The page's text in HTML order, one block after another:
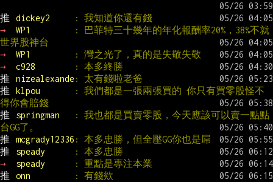
推 dickey2
: 我知道你還有錢
→
WP1
: 巴菲特三十幾年的年化報酬率20%，38%不就
世界股神台
→
WP1
: 灣之光了，真的是失敬失敬
→
c928
: 本多終勝
推
nizealexande: 太有錢啦老爸
推
klpou
: 我們都是一張兩張買的 你只有買零股怪不
得你會賠錢
推
springman
: 我也都是買賣零股，今天應該可以賣一點點
台GG了。
推
mcgrady12336 : 本多忠勝，但全壓GG你也是屌
推
speady
: 本多忠勝
→
speady
: 重點是專注本業
推
onn
: 有錢欸